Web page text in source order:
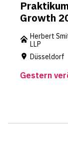
Growth
Herbert
LLP
Düsseldorf
Gestern